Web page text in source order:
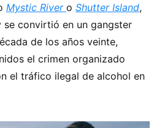
Mystic River o Shutter Island,
se convirtió en un gangster
de los años veinte,
el crimen organizado
el tráfico ilegal de alcohol en